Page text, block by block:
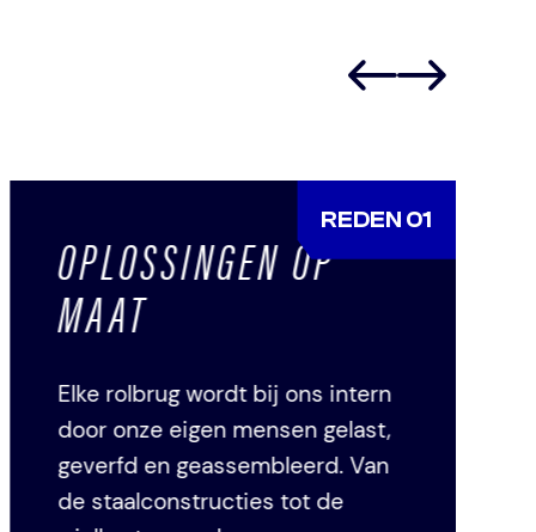
REDEN 01
OPLOSSINGEN OP
MAAT
Elke rolbrug wordt bij ons intern
door onze eigen mensen gelast,
geverfd en geassembleerd. Van
de staalconstructies tot de